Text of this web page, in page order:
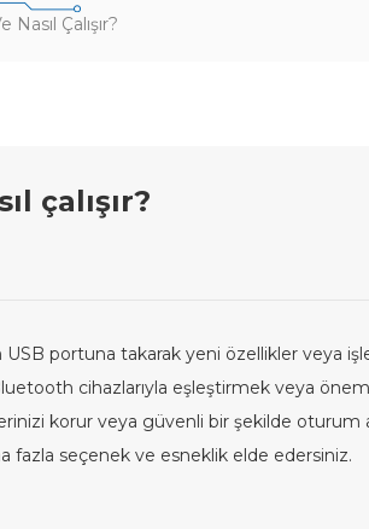
Çalışır?
çalışır?
USB portuna takarak yeni özellikler veya
cihazlarıyla eşleştirmek veya
korur veya güvenli bir şekilde oturum
fazla seçenek ve esneklik elde edersiniz.